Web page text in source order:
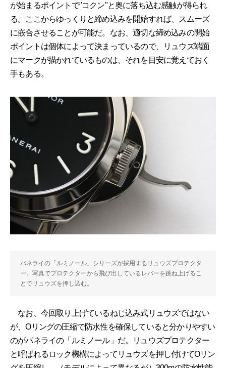
が始まるポイントで"コクン"と奥に落ち込む感触が得られ
る。ここからゆっくりと締め込みを開始すれば、スムーズ
に嵌合させることが可能だ。なお、適切な締め込みの開始
ポイントは個体によって決まっているので、リュウズ端面
にマークが描かれているものは、それを目安に覚えておく
手もある。
パネライの「ルミノール」シリーズが採用するリュウズプロテクタ
ー。写真でプロテクターから飛び出しているレバーを跳ね上げるこ
とでリュウズを押し込む。
なお、今回取り上げているねじ込み式リュウズではない
が、Oリングの圧縮で防水性を確保していると分かりやすい
のがパネライの「ルミノール」だ。リュウズプロテクター
と呼ばれるロック機構によってリュウズを押し付けてOリン